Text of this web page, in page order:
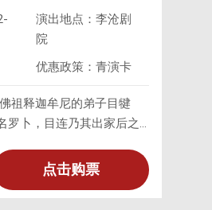
演出地点：李沧剧
院
优惠政策：青演卡
罗卜，目连乃其出家后之
连之母刘青提也是常年诵
之，目连之兄为佛祖度
点击购票